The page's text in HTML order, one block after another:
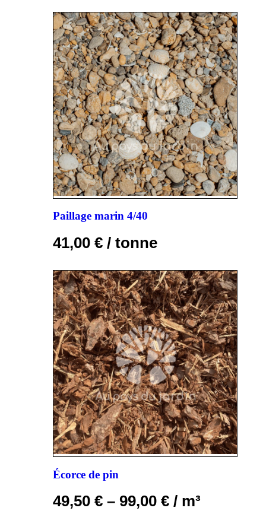
Paillage marin 4/40
41,00 € / tonne
Écorce de pin
49,50 € – 99,00 € / m³